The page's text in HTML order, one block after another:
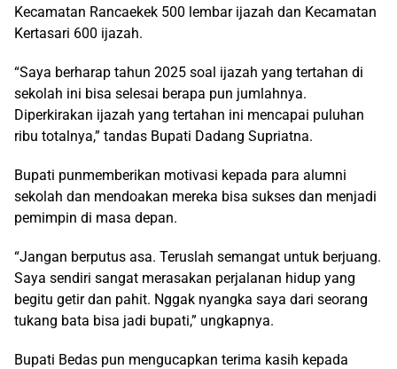
Kecamatan Rancaekek 500 lembar ijazah dan Kecamatan
Kertasari 600 ijazah.
“Saya berharap tahun 2025 soal ijazah yang tertahan di
sekolah ini bisa selesai berapa pun jumlahnya.
Diperkirakan ijazah yang tertahan ini mencapai puluhan
ribu totalnya,” tandas Bupati Dadang Supriatna.
Bupati punmemberikan motivasi kepada para alumni
sekolah dan mendoakan mereka bisa sukses dan menjadi
pemimpin di masa depan.
“Jangan berputus asa. Teruslah semangat untuk berjuang.
Saya sendiri sangat merasakan perjalanan hidup yang
begitu getir dan pahit. Nggak nyangka saya dari seorang
tukang bata bisa jadi bupati,” ungkapnya.
Bupati Bedas pun mengucapkan terima kasih kepada